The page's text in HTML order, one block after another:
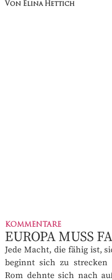
Von Elina Hettich
KOMMENTARE
EUROPA MUSS
Jede Macht, die fähig ist,
beginnt sich zu strecken
Rom dehnte sich nach